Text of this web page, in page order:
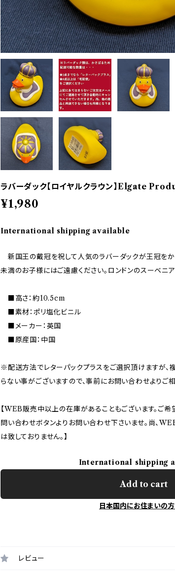
ラバーダック【ロイヤルクラウン】Elgate
¥1,980
International shipping available
新国王の戴冠を祝して人気のラバーダックが王冠をか
未満のお子様にはご遠慮ください。ロンドンのスーベニ
■高さ：約10.5cm
■素材：ポリ塩化ビニル
■メーカー：英国
■原産国：中国
※配送方法でレターパックプラスをご選択頂けますが
らない事がございますので、事前にお問い合わせよりご
【WEB販売中以上の在庫があることもございます。ご
問い合わせボタンよりお問い合わせ下さいませ。尚、
は致しておりません。】
International shipping
Add to cart
日本国内にお住まいの
レビュー